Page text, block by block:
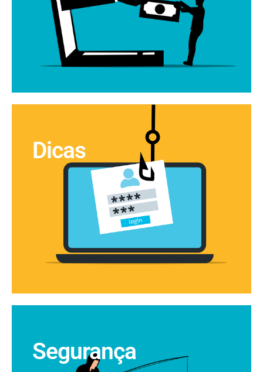
Dicas
VER ARTIGOS
Segurança